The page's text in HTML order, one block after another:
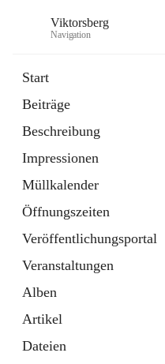
Viktorsberg
Navigation
Start
Beiträge
Beschreibung
Impressionen
Müllkalender
Öffnungszeiten
Veröffentlichungsportal
Veranstaltungen
Alben
Artikel
Dateien